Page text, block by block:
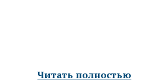
Читать полностью